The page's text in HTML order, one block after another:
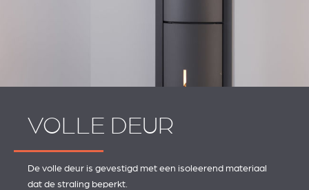
VOLLE DEUR
De volle deur is gevestigd met een isoleerend materiaal
dat de straling beperkt.